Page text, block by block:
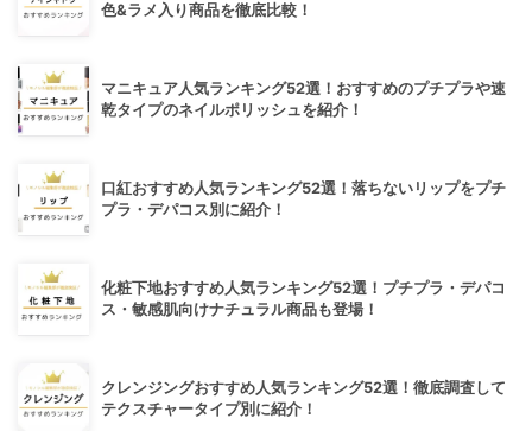
色&ラメ入り商品を徹底比較！
マニキュア人気ランキング52選！おすすめのプチプラや速
乾タイプのネイルポリッシュを紹介！
口紅おすすめ人気ランキング52選！落ちないリップをプチ
プラ・デパコス別に紹介！
化粧下地おすすめ人気ランキング52選！プチプラ・デパコ
ス・敏感肌向けナチュラル商品も登場！
クレンジングおすすめ人気ランキング52選！徹底調査して
テクスチャータイプ別に紹介！